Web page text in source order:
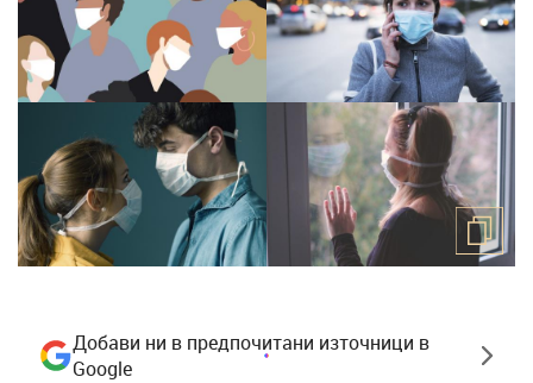
Добави ни в предпочитани източници в
Google